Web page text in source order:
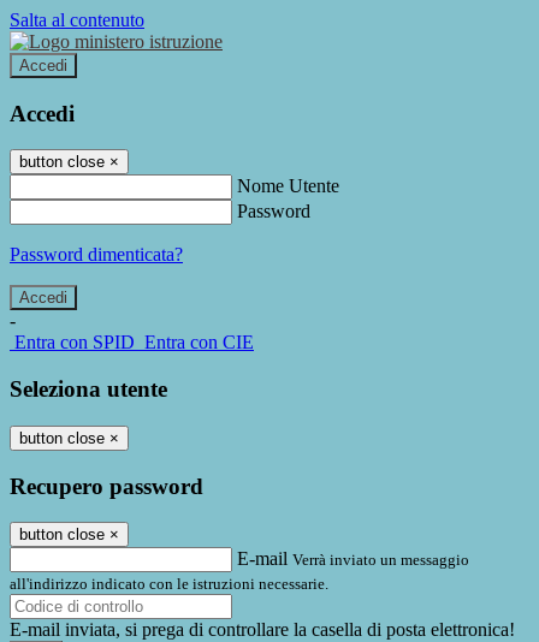
Salta al contenuto
Accedi
Accedi
button close ×
Nome Utente
Password
Password dimenticata?
-
Entra con SPID Entra con CIE
Seleziona utente
button close ×
Recupero password
button close ×
E-mail Verrà inviato un messaggio
all'indirizzo indicato con le istruzioni necessarie.
E-mail inviata, si prega di controllare la casella di posta elettronica!